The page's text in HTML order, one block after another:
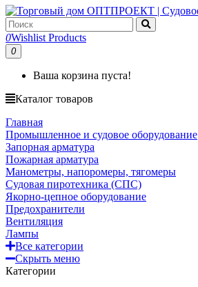
0Wishlist Products
0
Ваша корзина пуста!
Каталог товаров
Главная
Промышленное и судовое оборудование
Запорная арматура
Пожарная арматура
Манометры, напоромеры, тягомеры
Судовая пиротехника (СПС)
Якорно-цепное оборудование
Предохранители
Вентиляция
Лампы
Все категории
Скрыть меню
Категории